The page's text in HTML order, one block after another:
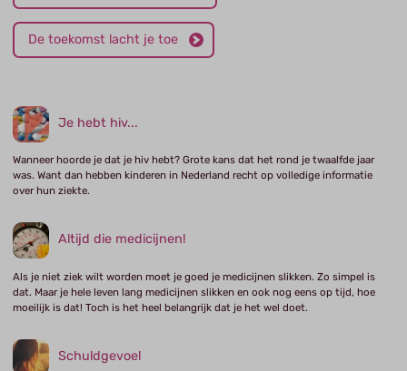
De toekomst lacht je toe
Je hebt hiv...
Wanneer hoorde je dat je hiv hebt? Grote kans dat het rond je twaalfde jaar
was. Want dan hebben kinderen in Nederland recht op volledige informatie
over hun ziekte.
Altijd die medicijnen!
Als je niet ziek wilt worden moet je goed je medicijnen slikken. Zo simpel is
dat. Maar je hele leven lang medicijnen slikken en ook nog eens op tijd, hoe
moeilijk is dat! Toch is het heel belangrijk dat je het wel doet.
Schuldgevoel